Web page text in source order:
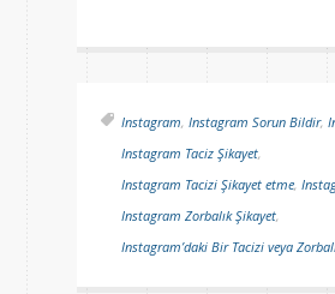
Instagram, Instagram Sorun Bildir,
Instagram Taciz Şikayet,
Instagram Tacizi Şikayet etme,
Instagram Zorbalık Şikayet,
Instagram’daki Bir Tacizi veya